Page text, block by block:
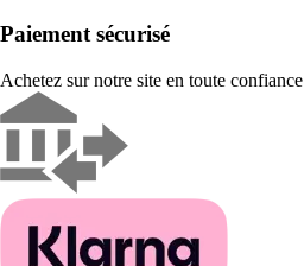
Paiement sécurisé
Achetez sur notre site en toute confiance